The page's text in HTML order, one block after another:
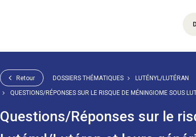
Retour DOSSIERS THÉMATIQUES LUTÉNYL/LUTÉRAN
QUESTIONS/RÉPONSES SUR LE RISQUE DE MÉNINGIOME SOUS
Questions/Réponses sur le